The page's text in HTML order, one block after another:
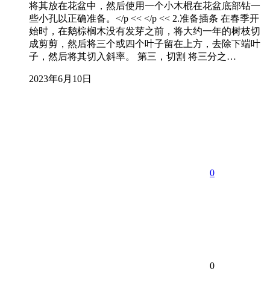
将其放在花盆中，然后使用一个小木棍在花盆底部钻一
些小孔以正确准备。</p << </p << 2.准备插条 在春季开
始时，在鹅棕榈木没有发芽之前，将大约一年的树枝切
成剪剪，然后将三个或四个叶子留在上方，去除下端叶
子，然后将其切入斜率。 第三，切割 将三分之…
2023年6月10日
0
0